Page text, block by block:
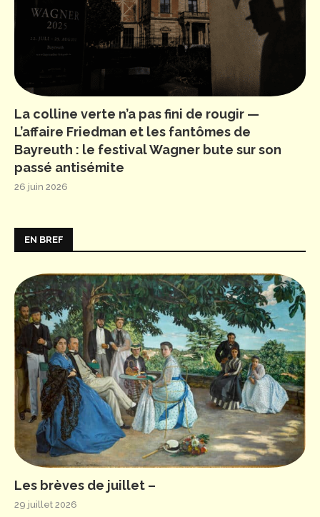
La colline verte n’a pas fini de rougir —
L’affaire Friedman et les fantômes de
Bayreuth : le festival Wagner bute sur son
passé antisémite
26 juin 2026
EN BREF
Les brèves de juillet –
29 juillet 2026